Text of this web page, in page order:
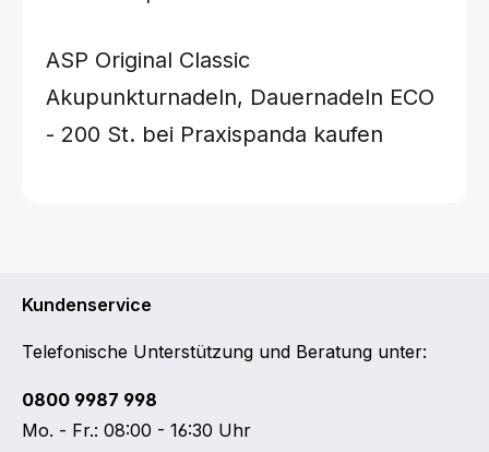
ASP Original Classic
Akupunkturnadeln, Dauernadeln ECO
- 200 St. bei Praxispanda kaufen
Kundenservice
Telefonische Unterstützung und Beratung unter:
0800 9987 998
Mo. - Fr.: 08:00 - 16:30 Uhr